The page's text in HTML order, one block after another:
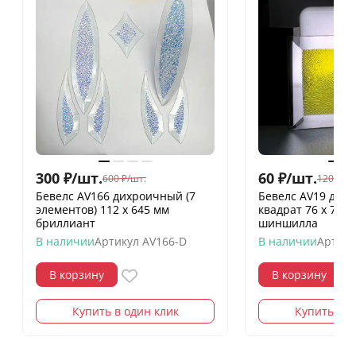
300 ₽/шт.600 ₽/шт.
Бевелс AV166 дихроичный (7
элементов) 112 х 645 мм
бриллиант
В наличииАртикул AV166-D
В корзину
Купить в один клик
60 ₽/шт.120
Бевелс AV19
квадрат 76 х 76
шиншилла
В наличии
В корзину
Купить в